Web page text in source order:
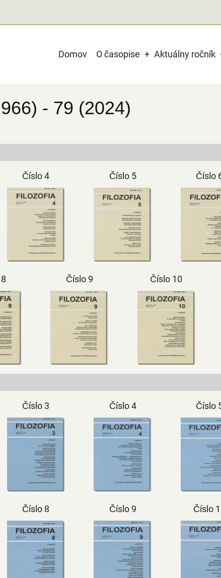
Main
Domov O časopise Aktuálny ročník
- 79 (2024)
Číslo 4 Číslo 5 Číslo
Číslo 9 Číslo 10
Číslo 3 Číslo 4 Číslo
Číslo 8 Číslo 9 Číslo